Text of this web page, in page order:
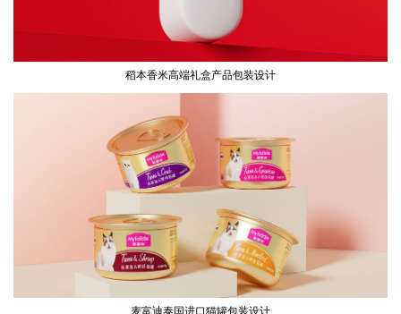
稻本香米高端礼盒产品包装设计
麦富迪泰国进口猫罐包装设计